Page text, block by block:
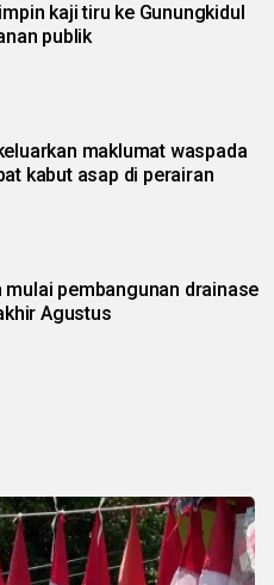
kaji tiru ke Gunungkidul
publik
maklumat waspada
kabut asap di perairan
mulai pembangunan drainase
Agustus